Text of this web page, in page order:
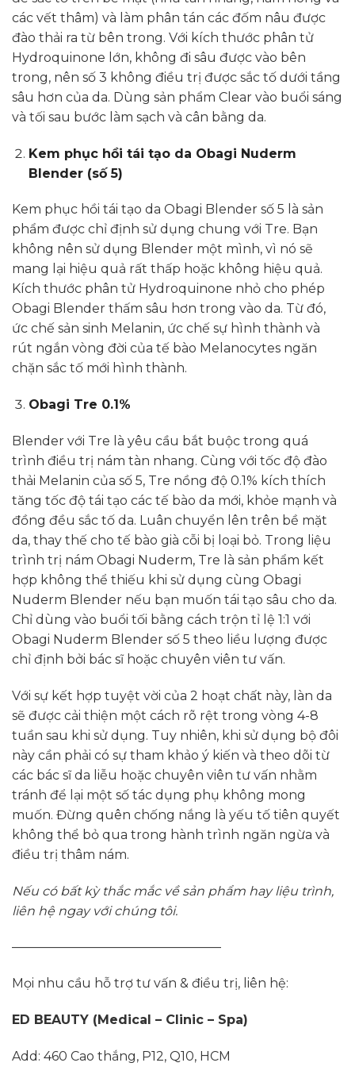
các vết thâm) và làm phân tán các đốm nâu được
đào thải ra từ bên trong. Với kích thước phân tử
Hydroquinone lớn, không đi sâu được vào bên
trong, nên số 3 không điều trị được sắc tố dưới tầng
sâu hơn của da. Dùng sản phẩm Clear vào buổi sáng
và tối sau bước làm sạch và cân bằng da.
Kem phục hồi tái tạo da Obagi Nuderm
Blender (số 5)
Kem phục hồi tái tạo da Obagi Blender số 5 là sản
phẩm được chỉ định sử dụng chung với Tre. Bạn
không nên sử dụng Blender một mình, vì nó sẽ
mang lại hiệu quả rất thấp hoặc không hiệu quả.
Kích thước phân tử Hydroquinone nhỏ cho phép
Obagi Blender thấm sâu hơn trong vào da. Từ đó,
ức chế sản sinh Melanin, ức chế sự hình thành và
rút ngắn vòng đời của tế bào Melanocytes ngăn
chặn sắc tố mới hình thành.
Obagi Tre 0.1%
Blender với Tre là yêu cầu bắt buộc trong quá
trình điều trị nám tàn nhang. Cùng với tốc độ đào
thải Melanin của số 5, Tre nồng độ 0.1% kích thích
tăng tốc độ tái tạo các tế bào da mới, khỏe mạnh và
đồng đều sắc tố da. Luân chuyển lên trên bề mặt
da, thay thế cho tế bào già cỗi bị loại bỏ. Trong liệu
trình trị nám Obagi Nuderm, Tre là sản phẩm kết
hợp không thể thiếu khi sử dụng cùng Obagi
Nuderm Blender nếu bạn muốn tái tạo sâu cho da.
Chỉ dùng vào buổi tối bằng cách trộn tỉ lệ 1:1 với
Obagi Nuderm Blender số 5 theo liều lượng được
chỉ định bởi bác sĩ hoặc chuyên viên tư vấn.
Với sự kết hợp tuyệt vời của 2 hoạt chất này, làn da
sẽ được cải thiện một cách rõ rệt trong vòng 4-8
tuần sau khi sử dụng. Tuy nhiên, khi sử dụng bộ đôi
này cần phải có sự tham khảo ý kiến và theo dõi từ
các bác sĩ da liễu hoặc chuyên viên tư vấn nhằm
tránh để lại một số tác dụng phụ không mong
muốn. Đừng quên chống nắng là yếu tố tiên quyết
không thể bỏ qua trong hành trình ngăn ngừa và
điều trị thâm nám.
Nếu có bất kỳ thắc mắc về sản phẩm hay liệu trình,
liên hệ ngay với chúng tôi.
————————————————–
Mọi nhu cầu hỗ trợ tư vấn & điều trị, liên hệ:
ED BEAUTY (Medical – Clinic – Spa)
Add: 460 Cao thắng, P12, Q10, HCM